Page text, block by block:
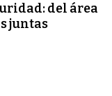
del área
juntas